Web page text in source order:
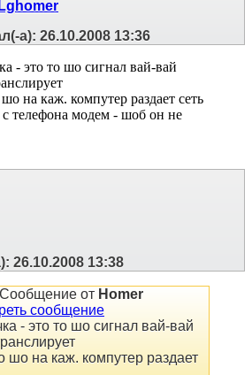
а): 26.10.2008 13:36
- это то шо сигнал вай-вай
на каж. компутер раздает сеть
телефона модем - шоб он не
26.10.2008 13:38
Сообщение от Homer
- это то шо сигнал вай-вай
шо на каж. компутер раздает